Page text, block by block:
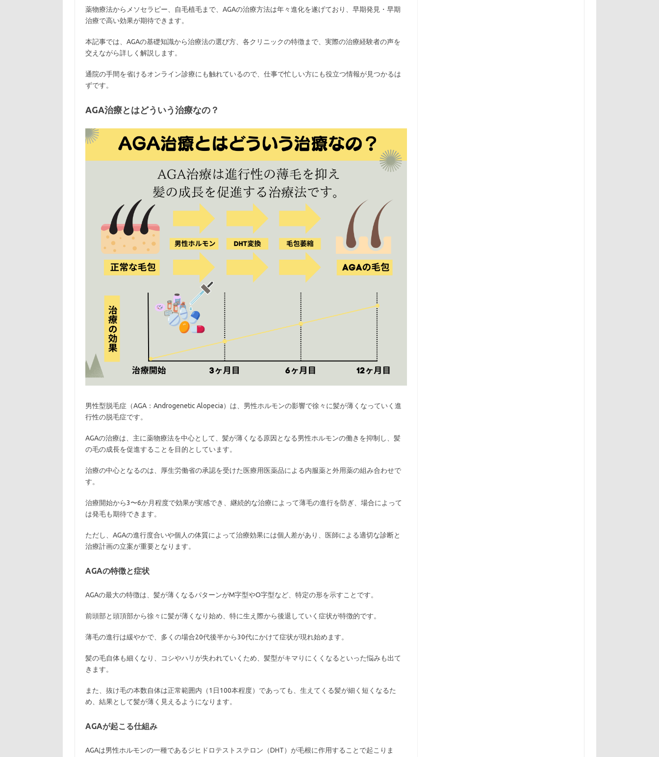
薬物療法からメソセラピー、自毛植毛まで、AGAの治療方法は年々進化を遂げており、早期発見・早期
治療で高い効果が期待できます。
本記事では、AGAの基礎知識から治療法の選び方、各クリニックの特徴まで、実際の治療経験者の声を
交えながら詳しく解説します。
通院の手間を省けるオンライン診療にも触れているので、仕事で忙しい方にも役立つ情報が見つかるは
ずです。
AGA治療とはどういう治療なの？
男性型脱毛症（AGA：Androgenetic Alopecia）は、男性ホルモンの影響で徐々に髪が薄くなっていく進
行性の脱毛症です。
AGAの治療は、主に薬物療法を中心として、髪が薄くなる原因となる男性ホルモンの働きを抑制し、髪
の毛の成長を促進することを目的としています。
治療の中心となるのは、厚生労働省の承認を受けた医療用医薬品による内服薬と外用薬の組み合わせで
す。
治療開始から3〜6か月程度で効果が実感でき、継続的な治療によって薄毛の進行を防ぎ、場合によって
は発毛も期待できます。
ただし、AGAの進行度合いや個人の体質によって治療効果には個人差があり、医師による適切な診断と
治療計画の立案が重要となります。
AGAの特徴と症状
AGAの最大の特徴は、髪が薄くなるパターンがM字型やO字型など、特定の形を示すことです。
前頭部と頭頂部から徐々に髪が薄くなり始め、特に生え際から後退していく症状が特徴的です。
薄毛の進行は緩やかで、多くの場合20代後半から30代にかけて症状が現れ始めます。
髪の毛自体も細くなり、コシやハリが失われていくため、髪型がキマりにくくなるといった悩みも出て
きます。
また、抜け毛の本数自体は正常範囲内（1日100本程度）であっても、生えてくる髪が細く短くなるた
め、結果として髪が薄く見えるようになります。
AGAが起こる仕組み
AGAは男性ホルモンの一種であるジヒドロテストステロン（DHT）が毛根に作用することで起こりま